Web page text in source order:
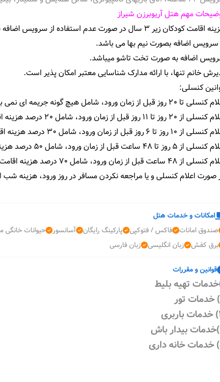
مهم هتل آریوبرزن شیراز
سرویس اضافه بصورت نیم بها می باشد.
اضافه به صورت تخت تاشو میباشد.
خانم تنها، با ارائه مدارک شناسایی معتبر امکان پذیر است.
کنسلی:
تا 20 روز قبل از زمان ورود، شامل هیچ گونه جریمه ای نمی باشد.
روز تا 11 روز قبل از زمان ورود، شامل 20 درصد هزینه اقامت یک شب به ازای هر اتاق میباشد.
روز تا 6 روز قبل از زمان ورود، شامل 30 درصد هزینه اقامت یک شب به ازای هر اتاق میباشد.
روز تا 48 ساعت قبل از زمان ورود، شامل 50 درصد هزینه اقامت یک شب به ازای هر اتاق میباشد.
48 ساعت قبل از زمان ورود، شامل 70 درصد هزینه اقامت یک شب به ازای هر اتاق میباشد.
صورت اعلام کنسلی و یا مراجعه نکردن مسافر در روز ورود، هزینه شب
امکانات و خدمات هتل
صندوق امانات
فاکس / فتوکپی پارکینگ رایگان آسانسور حیوانات خانگی
برق کفش
زبان انگلیسی زبان فارسی
قوانین و مقررات
خدمات تهیه بلیط
خدمات تور
خدمات باربری
خدمات بیدار باش
خدمات خانه داری